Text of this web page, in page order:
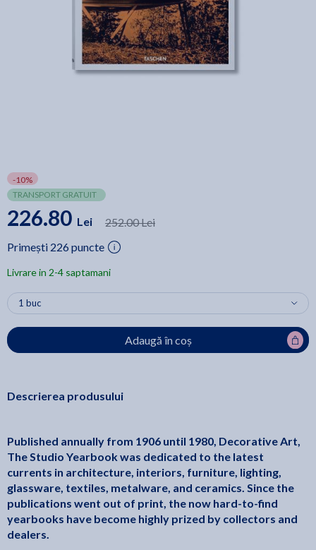
-10%
TRANSPORT GRATUIT
226.80 Lei
252.00 Lei
Primești 226 puncte
Livrare in 2-4 saptamani
Adaugă în coș
Descrierea produsului
Published annually from 1906 until 1980, Decorative Art,
The Studio Yearbook was dedicated to the latest
currents in architecture, interiors, furniture, lighting,
glassware, textiles, metalware, and ceramics. Since the
publications went out of print, the now hard-to-find
yearbooks have become highly prized by collectors and
dealers.